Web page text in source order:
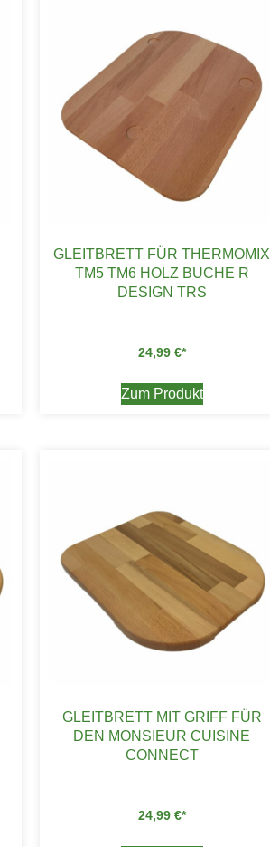
GLEITBRETT FÜR THERMOMIX
TM5 TM6 HOLZ BUCHE R
DESIGN TRS
24,99 €
Zum Produkt
GLEITBRETT MIT GRIFF FÜR
DEN MONSIEUR CUISINE
CONNECT
24,99 €